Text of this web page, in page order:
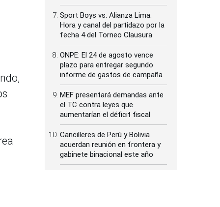
Sport Boys vs. Alianza Lima:
Hora y canal del partidazo por la
fecha 4 del Torneo Clausura
ONPE: El 24 de agosto vence
plazo para entregar segundo
informe de gastos de campaña
MEF presentará demandas ante
el TC contra leyes que
aumentarían el déficit fiscal
Cancilleres de Perú y Bolivia
acuerdan reunión en frontera y
gabinete binacional este año